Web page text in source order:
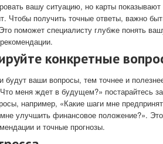
вашу ситуацию, но карты
Чтобы получить точные ответы, важно
поможет специалисту глубже понять
конкретные
будут ваши вопросы, тем точнее и
меня ждет в будущем?» постарайтесь
например, «Какие шаги мне
улучшить финансовое положение?».
и точные прогнозы.